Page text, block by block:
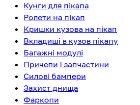
Кунги для пікапа
Ролети на пікап
Кришки кузова на пікап
Вкладиші в кузов пікапу
Багажні модулі
Причепи і запчастини
Силові бампери
Захист днища
Фаркопи